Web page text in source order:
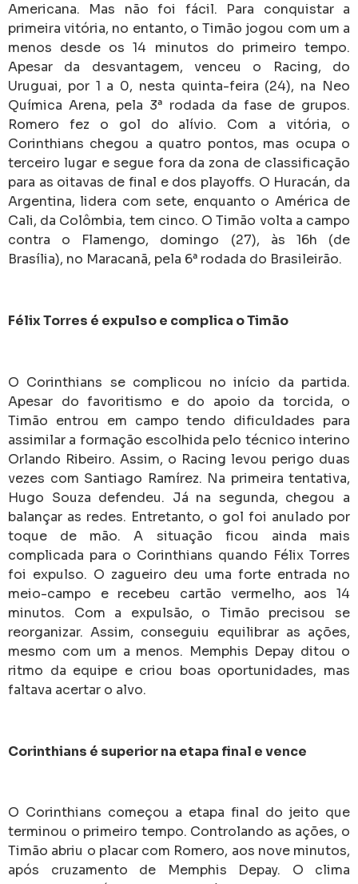
Americana. Mas não foi fácil. Para conquistar a
primeira vitória, no entanto, o Timão jogou com um a
menos desde os 14 minutos do primeiro tempo.
Apesar da desvantagem, venceu o Racing, do
Uruguai, por 1 a 0, nesta quinta-feira (24), na Neo
Química Arena, pela 3ª rodada da fase de grupos.
Romero fez o gol do alívio. Com a vitória, o
Corinthians chegou a quatro pontos, mas ocupa o
terceiro lugar e segue fora da zona de classificação
para as oitavas de final e dos playoffs. O Huracán, da
Argentina, lidera com sete, enquanto o América de
Cali, da Colômbia, tem cinco. O Timão volta a campo
contra o Flamengo, domingo (27), às 16h (de
Brasília), no Maracanã, pela 6ª rodada do Brasileirão.
Félix Torres é expulso e complica o Timão
O Corinthians se complicou no início da partida.
Apesar do favoritismo e do apoio da torcida, o
Timão entrou em campo tendo dificuldades para
assimilar a formação escolhida pelo técnico interino
Orlando Ribeiro. Assim, o Racing levou perigo duas
vezes com Santiago Ramírez. Na primeira tentativa,
Hugo Souza defendeu. Já na segunda, chegou a
balançar as redes. Entretanto, o gol foi anulado por
toque de mão. A situação ficou ainda mais
complicada para o Corinthians quando Félix Torres
foi expulso. O zagueiro deu uma forte entrada no
meio-campo e recebeu cartão vermelho, aos 14
minutos. Com a expulsão, o Timão precisou se
reorganizar. Assim, conseguiu equilibrar as ações,
mesmo com um a menos. Memphis Depay ditou o
ritmo da equipe e criou boas oportunidades, mas
faltava acertar o alvo.
Corinthians é superior na etapa final e vence
O Corinthians começou a etapa final do jeito que
terminou o primeiro tempo. Controlando as ações, o
Timão abriu o placar com Romero, aos nove minutos,
após cruzamento de Memphis Depay. O clima